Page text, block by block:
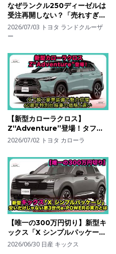
なぜランクル250ディーゼルは
受注再開しない？「売れすぎ」
だけではない本当の理由
【CAFE規制と納期問題】| #ト
#landcruiser250
2026/07/03 トヨタ ランドクルーザ
ー
【新型カローラクロス】
Z“Adventure”登場！タフ顔×
豪華装備で魅力倍増｜60周年
タ #カローラクロス
#toyotacorollacross
2026/07/02 トヨタ カローラ
【唯一の300万円切り】新型キ
ックス「X シンプルパッケー
ジ」| 安いだけじゃない第3世代
2026/06/30 日産 キックス